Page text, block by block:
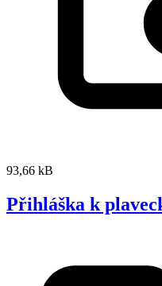
93,66 kB
Přihláška k